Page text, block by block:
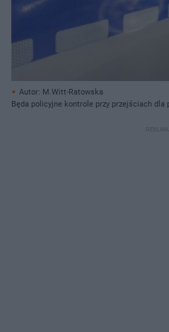
Autor: M.Witt-Ratowska
Będa policyjne kontrole przy przejściach dla